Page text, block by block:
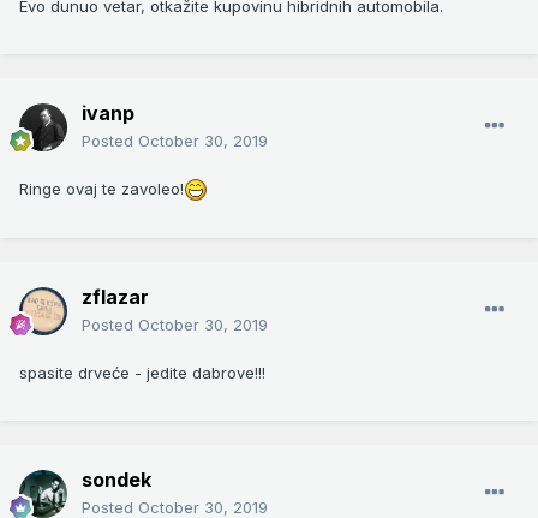
Evo dunuo vetar, otkažite kupovinu hibridnih automobila.
ivanp
Posted October 30, 2019
Ringe ovaj te zavoleo!
zflazar
Posted October 30, 2019
spasite drveće - jedite dabrove!!!
sondek
Posted October 30, 2019